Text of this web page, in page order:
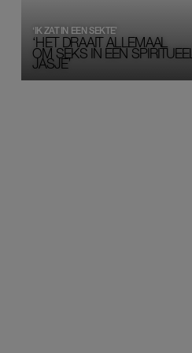
‘HET DRAAIT ALLEMAAL
OM SEKS IN EEN SPIRITUEEL
JASJE’
‘IK ZAT IN EEN SEKTE’